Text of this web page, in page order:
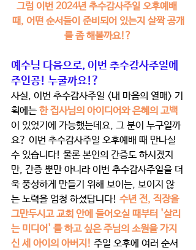
그럼 이번 2024년 추수감사주일 오후예배
때, 어떤 순서들이 준비되어 있는지 살짝 공개
를 좀 해볼까요!?
예수님 다음으로, 이번 추수감사주일에
주인공! 누굴까요!?
사실, 이번 추수감사주일 <내 마음의 열매> 기
획에는 한 집사님의 아이디어와 은혜의 고백
이 있었기에 가능했는데요, 그 분이 누구일까
요? 이번 추수감사주일 오후예배 때 만나실
수 있습니다! 물론 본인의 간증도 하시겠지
만, 간증 뿐만 아니라 이번 추수감사주일을 더
욱 풍성하게 만들기 위해 보이는, 보이지 않
는 노력을 엄청 하셨답니다! 수년 전, 직장을
그만두시고 교회 안에 들어오실 때부터 '살리
는 미디어' 를 하고 싶은 주님의 소원을 가지
신 세 아이의 아버지! 주일 오후에 여러 순서